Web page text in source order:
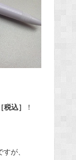
込］ ！
が、